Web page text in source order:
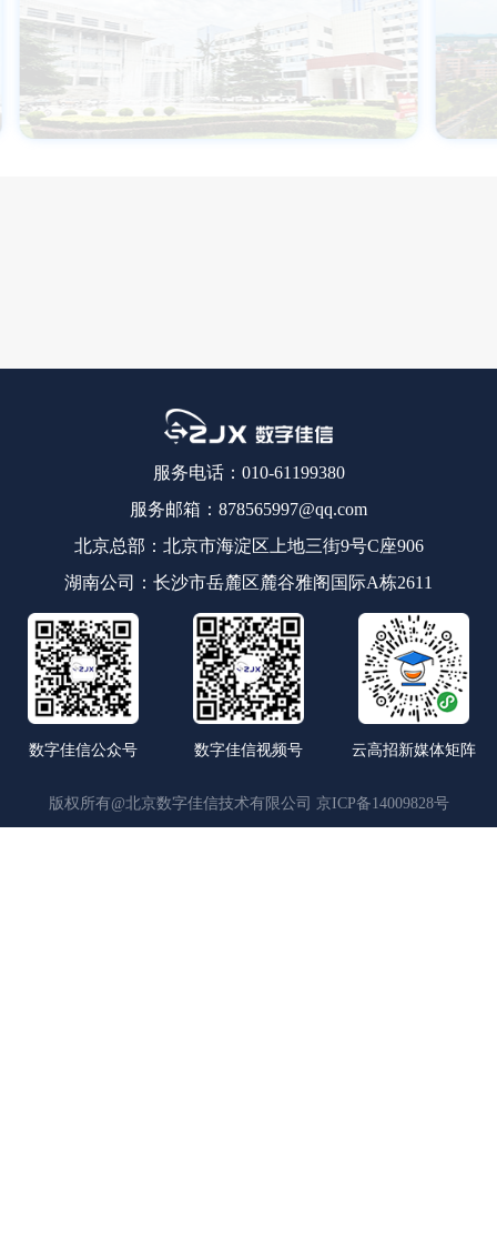
服务电话：010-61199380
服务邮箱：878565997@qq.com
北京总部：北京市海淀区上地三街9号C座906
湖南公司：长沙市岳麓区麓谷雅阁国际A栋2611
版权所有@北京数字佳信技术有限公司 京ICP备14009828号
数字佳信公众号 数字佳信视频号 云高招新媒体矩阵